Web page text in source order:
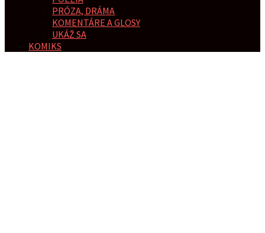
PRÓZA, DRÁMA
KOMENTÁRE A GLOSY
UKÁŽ SA
KOMIKS